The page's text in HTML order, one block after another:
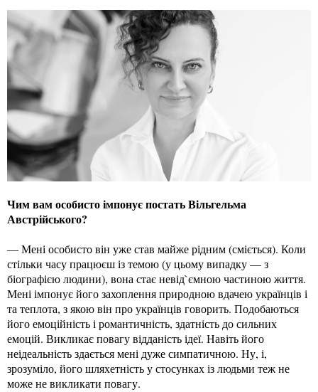
Чим вам особисто імпонує постать Вільгельма
Австрійського?
— Мені особисто він уже став майже рідним (сміється). Коли
стільки часу працюєш із темою (у цьому випадку — з
біографією людини), вона стає невід`ємною частиною життя.
Мені імпонує його захоплення природною вдачею українців і
та теплота, з якою він про українців говорить. Подобаються
його емоційність і романтичність, здатність до сильних
емоцій. Викликає повагу відданість ідеї. Навіть його
неідеальність здається мені дуже симпатичною. Ну, і,
зрозуміло, його шляхетність у стосунках із людьми теж не
може не викликати повагу.